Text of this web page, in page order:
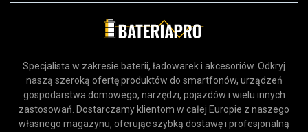
Specjalista w zakresie baterii, ładowarek i akcesoriów. Odkryj
naszą szeroką ofertę produktów do smartfonów, urządzeń
gospodarstwa domowego, narzędzi, pojazdów i wielu innych
zastosowań. Dostarczamy klientom w całej Europie z naszego
własnego magazynu, oferując szybką dostawę i profesjonalną